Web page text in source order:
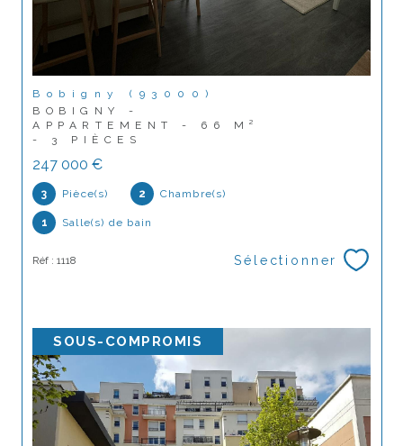
Bobigny (93000)
BOBIGNY -
APPARTEMENT - 66 M²
- 3 PIÈCES
247 000 €
3 Pièce(s) 2 Chambre(s)
1 Salle(s) de bain
Réf : 1118 Sélectionner
SOUS-COMPROMIS